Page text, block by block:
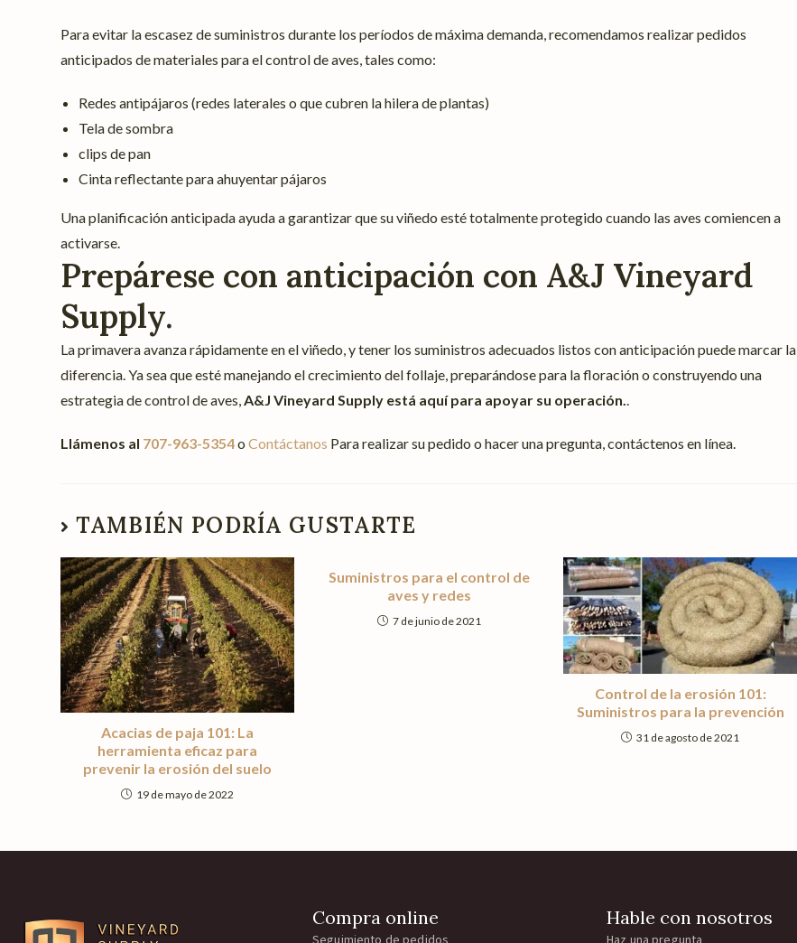
Para evitar la escasez de suministros durante los períodos de máxima demanda, recomendamos realizar pedidos
anticipados de materiales para el control de aves, tales como:
Redes antipájaros (redes laterales o que cubren la hilera de plantas)
Tela de sombra
clips de pan
Cinta reflectante para ahuyentar pájaros
Una planificación anticipada ayuda a garantizar que su viñedo esté totalmente protegido cuando las aves comiencen a
activarse.
Prepárese con anticipación con A&J Vineyard
Supply.
La primavera avanza rápidamente en el viñedo, y tener los suministros adecuados listos con anticipación puede marcar la
diferencia. Ya sea que esté manejando el crecimiento del follaje, preparándose para la floración o construyendo una
estrategia de control de aves,A&J Vineyard Supply está aquí para apoyar su operación..
Llámenos al 707-963-5354oContáctanos Para realizar su pedido o hacer una pregunta, contáctenos en línea.
TAMBIÉN PODRÍA GUSTARTE
Acacias de paja 101: La
herramienta eficaz para
prevenir la erosión del suelo
19 de mayo de 2022
Suministros para el control de
aves y redes
7 de junio de 2021
Control de la erosión 101:
Suministros para la prevención
31 de agosto de 2021
Compra online Hable con nosotros